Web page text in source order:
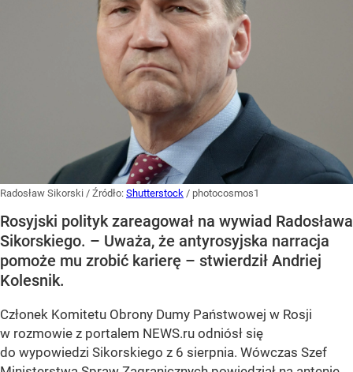
Radosław Sikorski / Źródło: Shutterstock / photocosmos1
Rosyjski polityk zareagował na wywiad Radosława
Sikorskiego. – Uważa, że antyrosyjska narracja
pomoże mu zrobić karierę – stwierdził Andriej
Kolesnik.
Członek Komitetu Obrony Dumy Państwowej w Rosji
w rozmowie z portalem NEWS.ru odniósł się
do wypowiedzi Sikorskiego z 6 sierpnia. Wówczas Szef